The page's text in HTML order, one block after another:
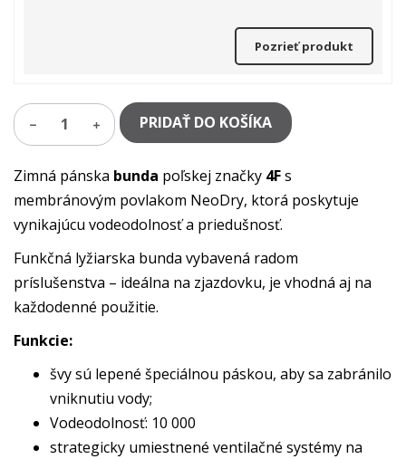
Pozrieť produkt
1 PRIDAŤ DO KOŠÍKA
Zimná pánska bunda poľskej značky 4Fs
membránovým povlakom NeoDry, ktorá poskytuje
vynikajúcu vodeodolnosť a priedušnosť.
Funkčná lyžiarska bunda vybavená radom
príslušenstva – ideálna na zjazdovku, je vhodná aj na
každodenné použitie.
Funkcie:
švy sú lepené špeciálnou páskou, aby sa zabránilo
vniknutiu vody;
Vodeodolnosť: 10 000
strategicky umiestnené ventilačné systémy na